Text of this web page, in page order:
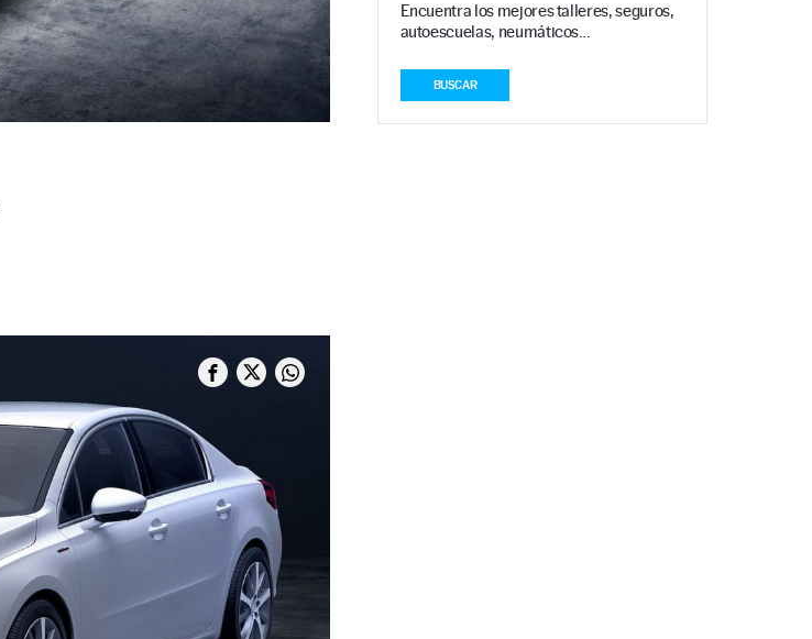
Encuentra los mejores talleres, seguros,
autoescuelas, neumáticos…
BUSCAR